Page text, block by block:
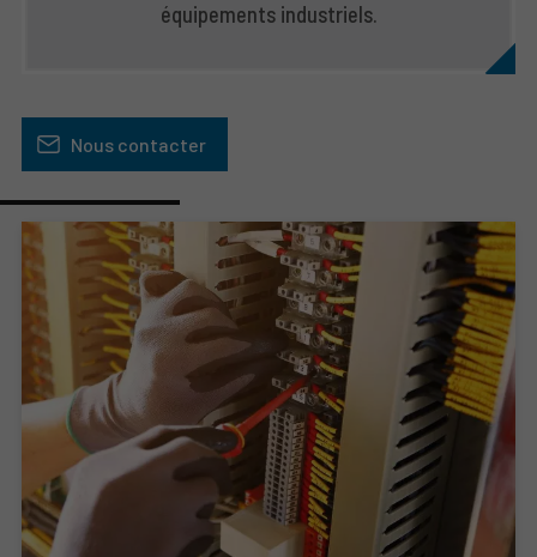
équipements industriels.
Nous contacter